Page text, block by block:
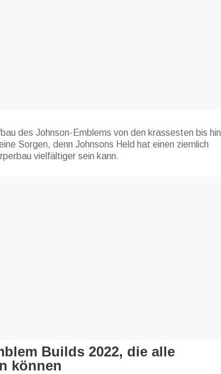
des Johnson-Emblems von den krassesten bis hin
Sorgen, denn Johnsons Held hat einen ziemlich
vielfältiger sein kann.
Builds 2022, die alle
können